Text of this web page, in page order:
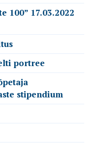
100” 17.03.2022
portree
stipendium